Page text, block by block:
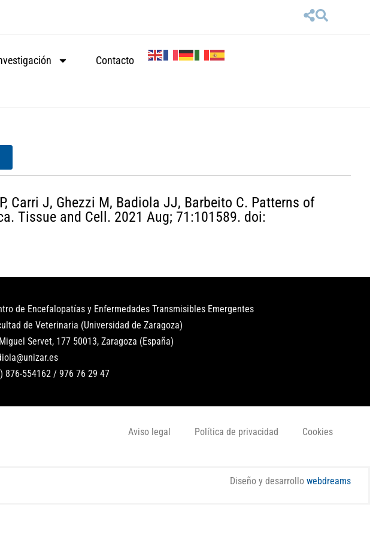
Contacto
Carri J, Ghezzi M, Badiola JJ, Barbeito C. Patterns of
Tissue and Cell. 2021 Aug; 71:101589. doi:
de Encefalopatías y Enfermedades Transmisibles Emergentes
de Veterinaria (Universidad de Zaragoza)
Servet, 177 50013, Zaragoza (España)
876-554162 / 976 76 29 47
Aviso legal Política de privacidad Cookies
Diseño y desarrollo webdreams